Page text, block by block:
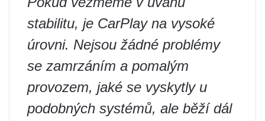
stabilitu, je CarPlay na vysoké
úrovni. Nejsou žádné problémy
se zamrzáním a pomalým
provozem, jaké se vyskytly u
podobných systémů, ale běží dál